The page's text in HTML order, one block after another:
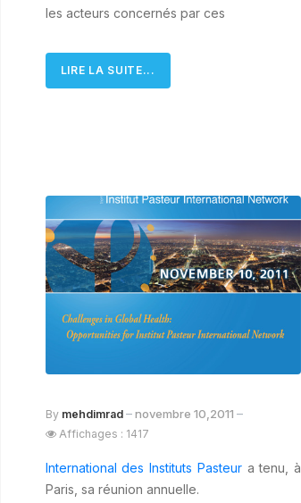
les acteurs concernés par ces
LIRE LA SUITE...
By mehdimrad novembre 10,2011
Affichages : 1417
International des Instituts Pasteura tenu, à
Paris, sa réunion annuelle.